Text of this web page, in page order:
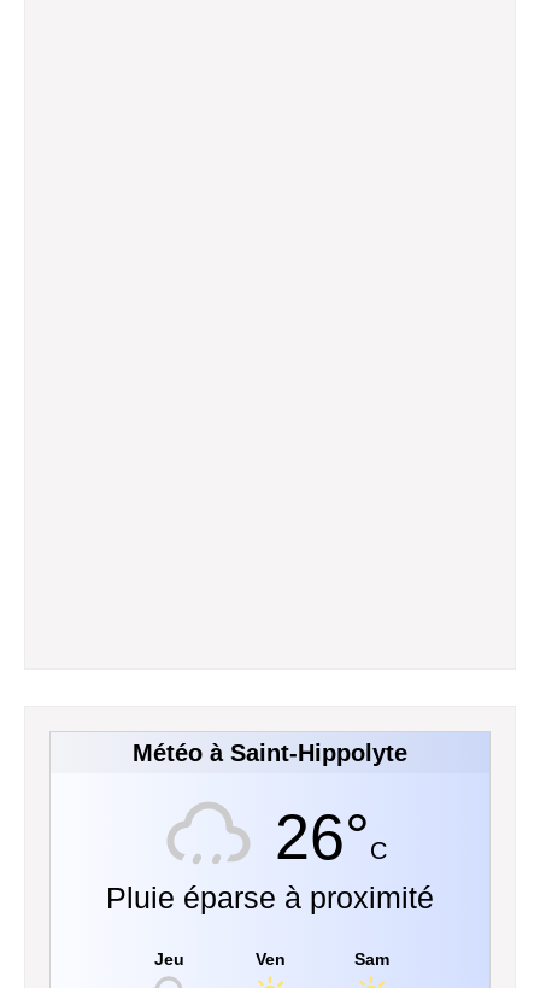
Météo à Saint-Hippolyte
26°C
Pluie éparse à proximité
Jeu Ven Sam